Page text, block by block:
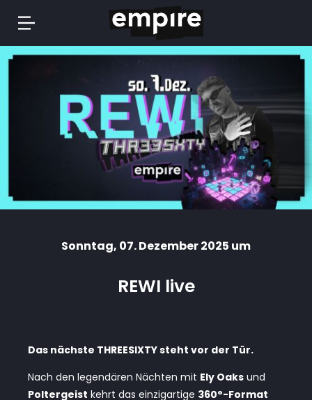
Springe
Sonntag, 07. Dezember 2025 um
REWI live
Das nächste THREESIXTY steht vor der Tür.
Nach den legendären Nächten mit Ely Oaks und
Poltergeist kehrt das einzigartige 360°-Format